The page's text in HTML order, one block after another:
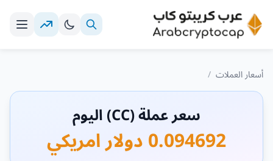
أسعار العملات /
سعر عملة (CC) اليوم
0.094692 دولار امريكي